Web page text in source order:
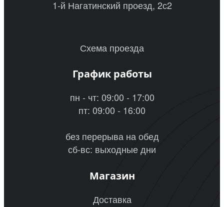
1-й Нагатинский проезд, 2с2
Схема проезда
График работы
пн - чт: 09:00 - 17:00
пт: 09:00 - 16:00
без перерыва на обед
сб-вс: выходные дни
Магазин
Доставка